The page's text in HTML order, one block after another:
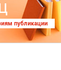
публикации